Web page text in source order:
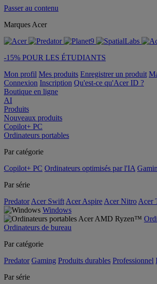
Passer au contenu
Marques Acer
-15% POUR LES ÉTUDIANTS
Mon profil Mes produits Enregistrer un produit
Connexion Inscription Qu'est-ce qu'Acer ID ?
Boutique en ligne
AI
Produits
Nouveaux produits
Copilot+ PC
Ordinateurs portables
Par catégorie
Copilot+ PC Ordinateurs optimisés par l'IA
Par série
Predator Acer Swift Acer Aspire Acer Nitro Acer
Windows
Ordinateurs de bureau
Par catégorie
Predator Gaming Produits durables Professionnel
Par série